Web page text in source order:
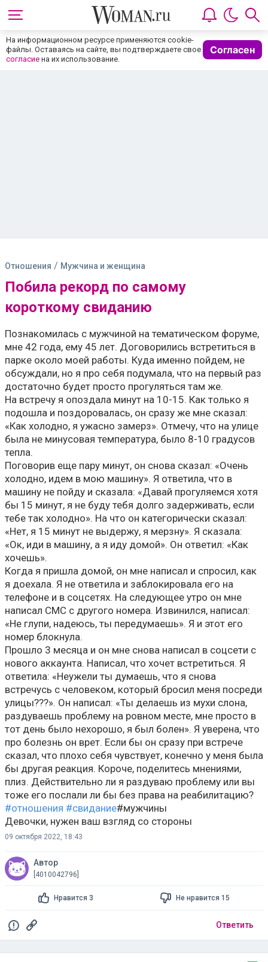
На информационном ресурсе применяются cookie-
файлы. Оставаясь на сайте, вы подтверждаете свое
согласие на их использование.
Согласен
Отношения / Мужчина и женщина
Побила рекорд по самому
короткому свиданию
Познакомилась с мужчиной на тематическом форуме,
мне 42 года, ему 45 лет. Договорились встретиться в
парке около моей работы. Куда именно пойдем, не
обсуждали, но я про себя подумала, что на первый раз
достаточно будет просто прогуляться там же.
На встречу я опоздала минут на 10-15. Как только я
подошла и поздоровалась, он сразу же мне сказал:
«Как холодно, я ужасно замерз». Отмечу, что на улице
была не минусовая температура, было 8-10 градусов
тепла.
Поговорив еще пару минут, он снова сказал: «Очень
холодно, идем в мою машину». Я ответила, что в
машину не пойду и сказала: «Давай прогуляемся хотя
бы 15 минут, я не буду тебя долго задерживать, если
тебе так холодно». На что он категорически сказал:
«Нет, я 15 минут не выдержу, я мерзну». Я сказала:
«Ок, иди в машину, а я иду домой». Он ответил: «Как
хочешь».
Когда я пришла домой, он мне написал и спросил, как
я доехала. Я не ответила и заблокировала его на
телефоне и в соцсетях. На следующее утро он мне
написал СМС с другого номера. Извинился, написал:
«Не глупи, надеюсь, ты передумаешь». Я и этот его
номер блокнула.
Прошло 3 месяца и он мне снова написал в соцсети с
нового аккаунта. Написал, что хочет встретиться. Я
ответила: «Неужели ты думаешь, что я снова
встречусь с человеком, который бросил меня посреди
улицы???». Он написал: «Ты делаешь из мухи слона,
раздуваешь проблему на ровном месте, мне просто в
тот день было нехорошо, я был болен». Я уверена, что
про болезнь он врет. Если бы он сразу при встрече
сказал, что плохо себя чувствует, конечно у меня была
бы другая реакция. Короче, поделитесь мнениями,
плиз. Действительно ли я раздуваю проблему или вы
тоже его послали ли бы без права на реабилитацию?
#отношения #свидание#мужчины
Девочки, нужен ваш взгляд со стороны
09 октября 2022, 18:43
Автор
[4010042796]
Нравится 3 Не нравится 15
Ответить